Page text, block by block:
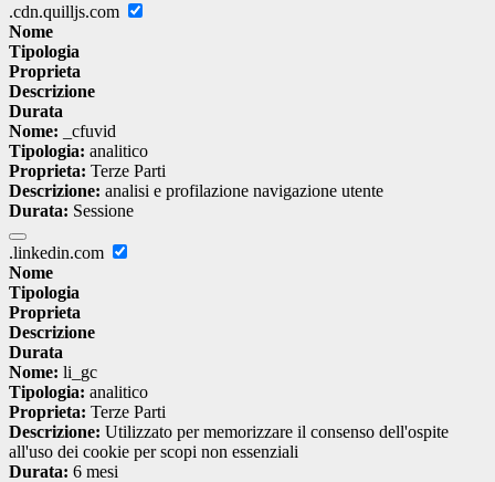
.cdn.quilljs.com
Nome
Tipologia
Proprieta
Descrizione
Durata
Nome: _cfuvid
Tipologia: analitico
Proprieta: Terze Parti
Descrizione: analisi e profilazione navigazione utente
Durata: Sessione
.linkedin.com
Nome
Tipologia
Proprieta
Descrizione
Durata
Nome: li_gc
Tipologia: analitico
Proprieta: Terze Parti
Descrizione: Utilizzato per memorizzare il consenso dell'ospite
all'uso dei cookie per scopi non essenziali
Durata: 6 mesi